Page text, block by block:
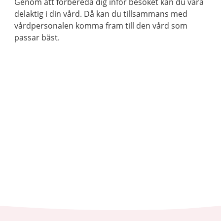
delaktig i din vård. Då kan du tillsammans med
vårdpersonalen komma fram till den vård som
passar bäst.